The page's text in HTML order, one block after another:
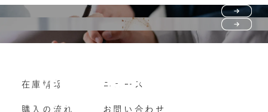
購入の流れ
よくいただくご質問
Vehicle purchase
車両買い取り
在庫情報
購入の流れ
ニュース
お問い合わせ